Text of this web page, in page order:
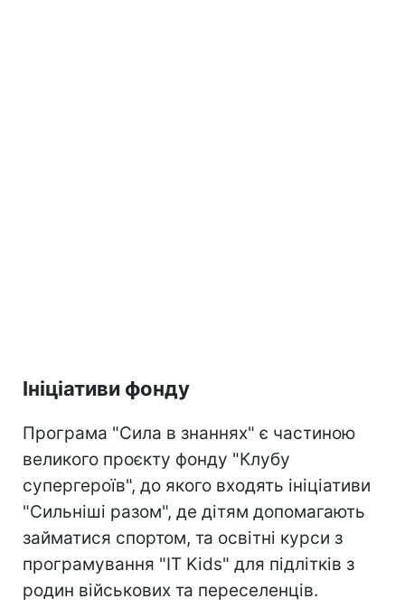
Ініціативи фонду
Програма "Сила в знаннях" є частиною
великого проєкту фонду "Клубу
супергероїв", до якого входять ініціативи
"Сильніші разом", де дітям допомагають
займатися спортом, та освітні курси з
програмування "IT Kids" для підлітків з
родин військових та переселенців.